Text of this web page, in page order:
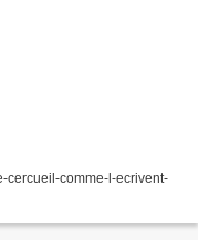
cercueil-comme-l-ecrivent-